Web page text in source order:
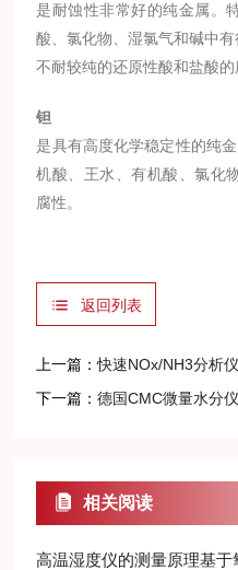
是耐蚀性非常好的纯金属。
酸、氯化物、湿氯气和碱中有
不耐较纯的还原性酸和盐酸的
钽
是具有高度化学稳定性的纯
机酸、王水、有机酸、氯化
腐性。
返回列表
上一篇：快速NOx/NH3分析
下一篇：德国CMC微量水分
相关阅读
高温湿度仪的测量原理基